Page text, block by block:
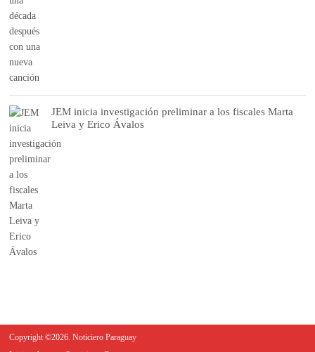
JEM inicia investigación preliminar a los fiscales Marta
Leiva y Erico Ávalos
Copyright ©2026. Noticiero Paraguay